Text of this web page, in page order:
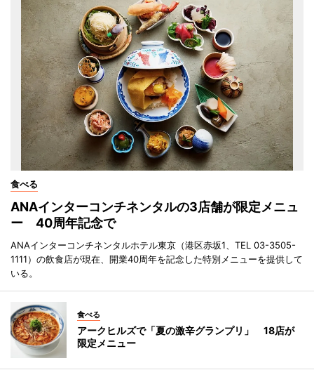
食べる
ANAインターコンチネンタルの3店舗が限定メニュ
ー 40周年記念で
ANAインターコンチネンタルホテル東京（港区赤坂1、TEL 03-3505-
1111）の飲食店が現在、開業40周年を記念した特別メニューを提供して
いる。
食べる
アークヒルズで「夏の激辛グランプリ」 18店が
限定メニュー